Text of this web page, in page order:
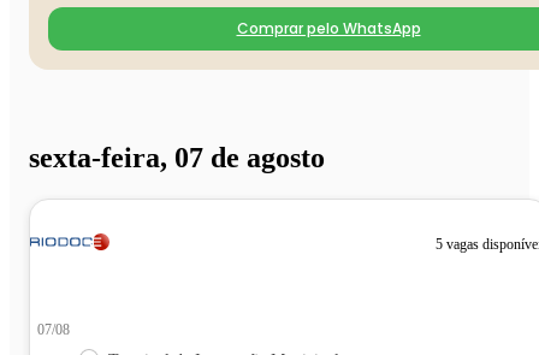
Comprar pelo WhatsApp
sexta-feira, 07 de agosto
5 vagas
07/08